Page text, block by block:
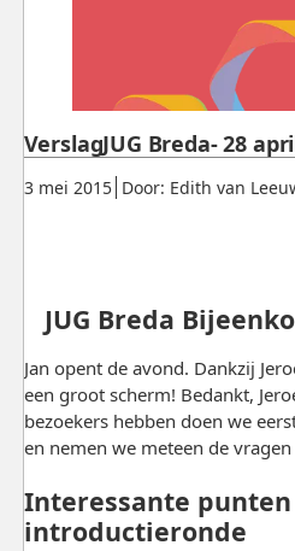
Gepubliceerd:
3 mei 2015. Door: Edith van
VerslagJUG Breda- 28
JUG Breda
Jan opent de avond. Dankzij
een groot scherm! Bedankt,
bezoekers hebben doen we
en nemen we meteen de vragen
Interessante
introductieronde